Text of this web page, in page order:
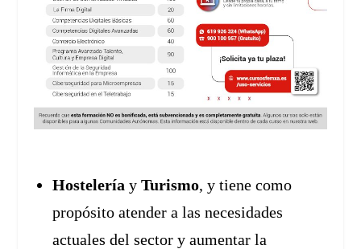
Hostelería yTurismo, y tiene como
propósito atender a las necesidades
actuales del sector y aumentar la